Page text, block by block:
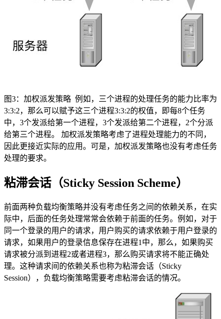
图3：加权派发策略 例如，三个进程的处理任务的能力比率为
3:3:2，那么可以赋予这三个进程3:3:2的权值，即每8个任务
中，3个发派给第一个进程，3个发派给第二个进程，2个分派
给第三个进程。 加权派发策略考虑了进程处理能力的不同，
因此更接近实际的应用。可是，加权派发策略也没有考虑任务
处理的要求。
粘滞会话（Sticky Session Scheme）
前面两种负载均衡策略并没有考虑任务之间的依赖关系，在实
际中，后面的任务处理常常会依赖于前面的任务。例如，对于
同一个登录的用户的请求，用户购买的请求依赖于用户登录的
请求，如果用户的登录信息保存在进程1中，那么，如果购买
请求被分派到进程2或者进程3，那么购买请求将不能正确处
理。这种请求间的依赖关系也称为粘滞会话（Sticky
Session），负载均衡策略需要考虑粘滞会话的情况。